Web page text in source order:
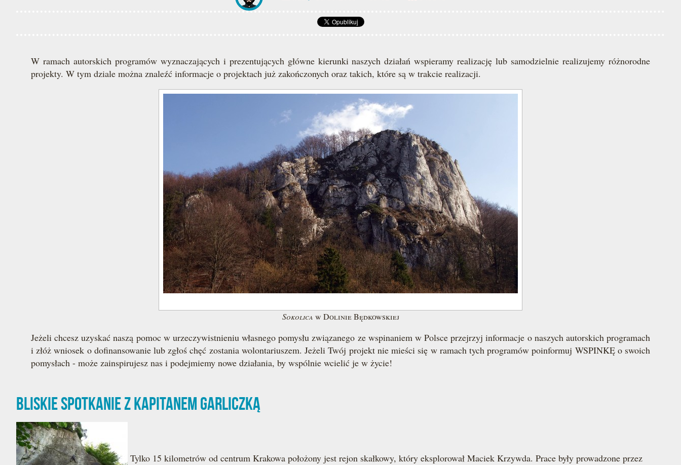
W ramach autorskich programów wyznaczających i prezentujących główne kierunki naszych działań wspieramy realizację lub samodzielnie realizujemy różnorodne
projekty. W tym dziale można znaleźć informacje o projektach już zakończonych oraz takich, które są w trakcie realizacji.
Sokolica w Dolinie Będkowskiej
Jeżeli chcesz uzyskać naszą pomoc w urzeczywistnieniu własnego pomysłu związanego ze wspinaniem w Polsce przejrzyj informacje o naszych autorskich programach
i złóż wniosek o dofinansowanie lub zgłoś chęć zostania wolontariuszem. Jeżeli Twój projekt nie mieści się w ramach tych programów poinformuj WSPINKĘ o swoich
pomysłach - może zainspirujesz nas i podejmiemy nowe działania, by wspólnie wcielić je w życie!
Bliskie spotkanie z Kapitanem Garliczką
Tylko 15 kilometrów od centrum Krakowa położony jest rejon skałkowy, który eksplorował Maciek Krzywda. Prace były prowadzone przez